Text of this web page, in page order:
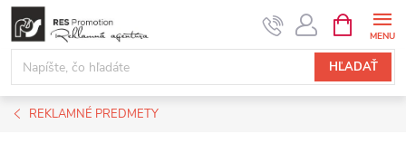
Prejsť
obsah
HĽADAŤ
KOŠÍK
REKLAMNÉ PREDMETY